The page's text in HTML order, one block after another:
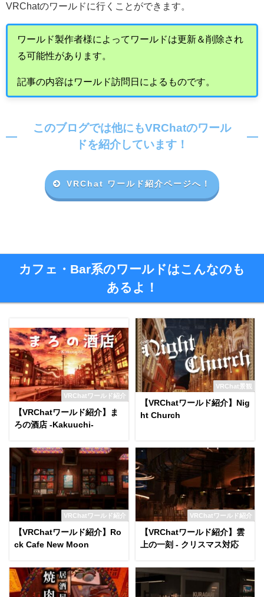
VRChatのワールドに行くことができます。
ワールド製作者様によってワールドは更新＆削除され
る可能性があります。
記事の内容はワールド訪問日によるものです。
このブログでは他にもVRChatのワール
ドを紹介しています！
VRChat ワールド紹介ページへ！
カフェ・Bar系のワールドはこんなのも
あるよ！
VRChatワールド紹介
【VRChatワールド紹介】ま
ろの酒店 -Kakuuchi-
VRChat景観
【VRChatワールド紹介】Nig
ht Church
VRChatワールド紹介
【VRChatワールド紹介】Ro
ck Cafe New Moon
VRChatワールド紹介
【VRChatワールド紹介】雲
上の一刻 - クリスマス対応